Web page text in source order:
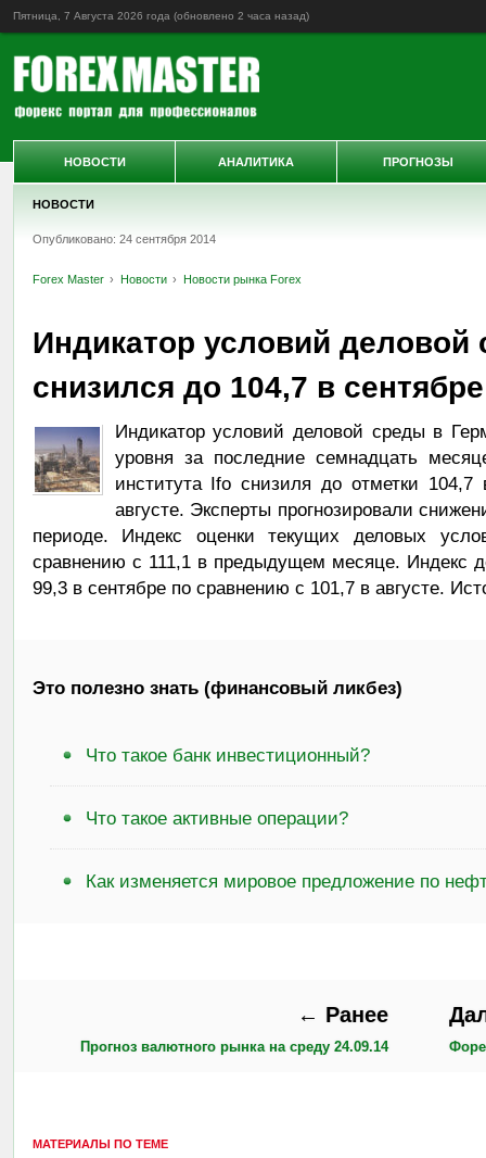
Пятница, 7 Августа 2026 года (обновлено 2 часа назад)
НОВОСТИ
Опубликовано: 24 сентября 2014
Forex Master Новости Новости рынка Forex
Индикатор условий
снизился до 104,7 в сентябре
Индикатор условий деловой среды в
уровня за последние семнадцать
института Ifo снизиля до отметки
августе. Эксперты прогнозировали
периоде. Индекс оценки текущих деловых
сравнению с 111,1 в предыдущем месяце. Индекс
99,3 в сентябре по сравнению с 101,7 в августе.
Это полезно знать (финансовый ликбез)
Что такое банк инвестиционный?
Что такое активные операции?
Как изменяется мировое предложение по
← Ранее
Прогноз валютного рынка на среду 24.09.14
МАТЕРИАЛЫ ПО ТЕМЕ
НОВОСТИ АНАЛИТИКА ПРОГНОЗЫ